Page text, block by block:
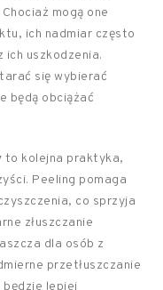
Chociaż mogą one
ich nadmiar często
ich uszkodzenia.
się wybierać
będą obciążać
to kolejna praktyka,
Peeling pomaga
co sprzyja
złuszczanie
dla osób z
przetłuszczanie
będzie lepiej